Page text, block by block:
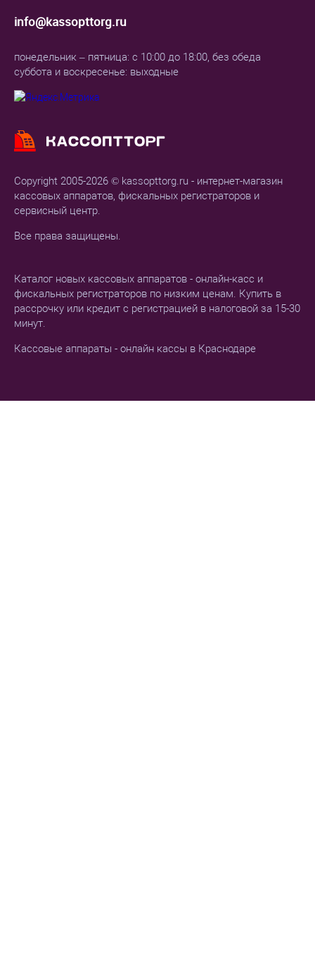
Copyright 2005-2026 © kassopttorg.ru - интернет-магазин
кассовых аппаратов, фискальных регистраторов и
сервисный центр.
Все права защищены.
Каталог новых кассовых аппаратов - онлайн-касс и
фискальных регистраторов по низким ценам. Купить в
рассрочку или кредит с регистрацией в налоговой за 15-30
минут.
Кассовые аппараты - онлайн кассы в Краснодаре
info@kassopttorg.ru
понедельник – пятница: с 10:00 до 18:00, без обеда
суббота и воскресенье: выходные